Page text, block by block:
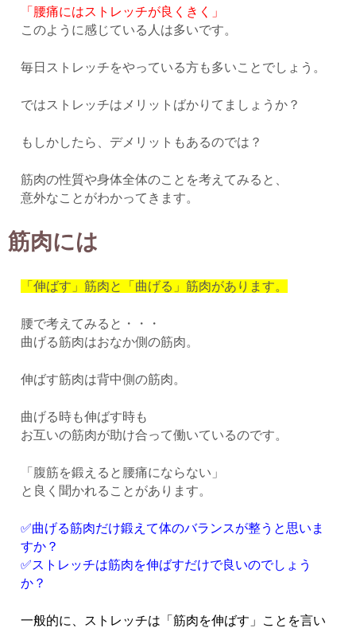
「腰痛にはストレッチが良くきく」
このように感じている人は多いです。
毎日ストレッチをやっている方も多いことでしょう。
ではストレッチはメリットばかりてましょうか？
もしかしたら、デメリットもあるのでは？
筋肉の性質や身体全体のことを考えてみると、
意外なことがわかってきます。
筋肉には
「伸ばす」筋肉と「曲げる」筋肉があります。
腰で考えてみると・・・
曲げる筋肉はおなか側の筋肉。
伸ばす筋肉は背中側の筋肉。
曲げる時も伸ばす時も
お互いの筋肉が助け合って働いているのです。
「腹筋を鍛えると腰痛にならない」
と良く聞かれることがあります。
✅曲げる筋肉だけ鍛えて体のバランスが整うと思いま
すか？
✅ストレッチは筋肉を伸ばすだけで良いのでしょう
か？
一般的に、ストレッチは「筋肉を伸ばす」ことを言い